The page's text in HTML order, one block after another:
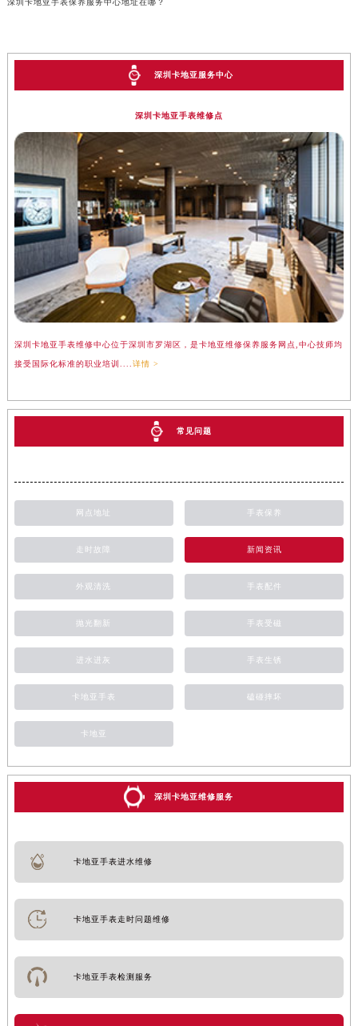
深圳卡地亚服务中心
深圳卡地亚手表维修点
深圳卡地亚手表维修中心位于深圳市罗湖区，是卡地亚维修保养服务网点,中心技师均
接受国际化标准的职业培训....详情 >
常见问题
网点地址 手表保养
走时故障 新闻资讯
外观清洗 手表配件
抛光翻新 手表受磁
进水进灰 手表生锈
卡地亚手表 磕碰摔坏
卡地亚
深圳卡地亚维修服务
卡地亚手表进水维修
卡地亚手表走时问题维修
卡地亚手表检测服务